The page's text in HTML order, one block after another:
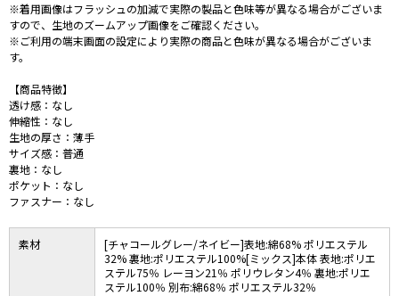
※着用画像はフラッシュの加減で実際の製品と色味等が異なる場合がございま
すので、生地のズームアップ画像をご確認ください。
※ご利用の端末画面の設定により実際の商品と色味が異なる場合がございま
す。
【商品特徴】
透け感：なし
伸縮性：なし
生地の厚さ：薄手
サイズ感：普通
裏地：なし
ポケット：なし
ファスナー：なし
素材
[チャコールグレー/ネイビー]表地:綿68% ポリエステル
32% 裏地:ポリエステル100%[ミックス]本体 表地:ポリエ
ステル75％ レーヨン21％ ポリウレタン4％ 裏地:ポリエ
ステル100％ 別布:綿68％ ポリエステル32％